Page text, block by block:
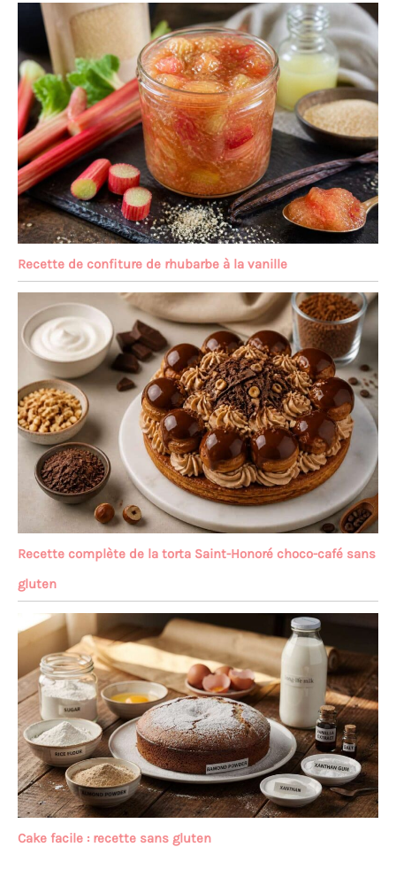
Recette de confiture de rhubarbe à la vanille
Recette complète de la torta Saint-Honoré choco-café sans
gluten
Cake facile : recette sans gluten